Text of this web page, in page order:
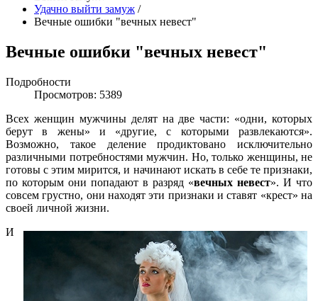
Удачно выйти замуж /
Вечные ошибки "вечных невест"
Вечные ошибки "вечных невест"
Подробности
Просмотров: 5389
Всех женщин мужчины делят на две части: «одни, которых
берут в жены» и «другие, с которыми развлекаются».
Возможно, такое деление продиктовано исключительно
различными потребностями мужчин. Но, только женщины, не
готовы с этим мирится, и начинают искать в себе те признаки,
по которым они попадают в разряд «вечных невест». И что
совсем грустно, они находят эти признаки и ставят «крест» на
своей личной жизни.
И